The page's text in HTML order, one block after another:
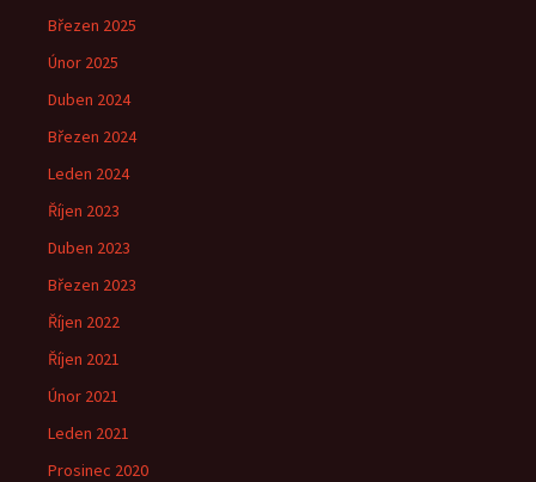
Březen 2025
Únor 2025
Duben 2024
Březen 2024
Leden 2024
Říjen 2023
Duben 2023
Březen 2023
Říjen 2022
Říjen 2021
Únor 2021
Leden 2021
Prosinec 2020